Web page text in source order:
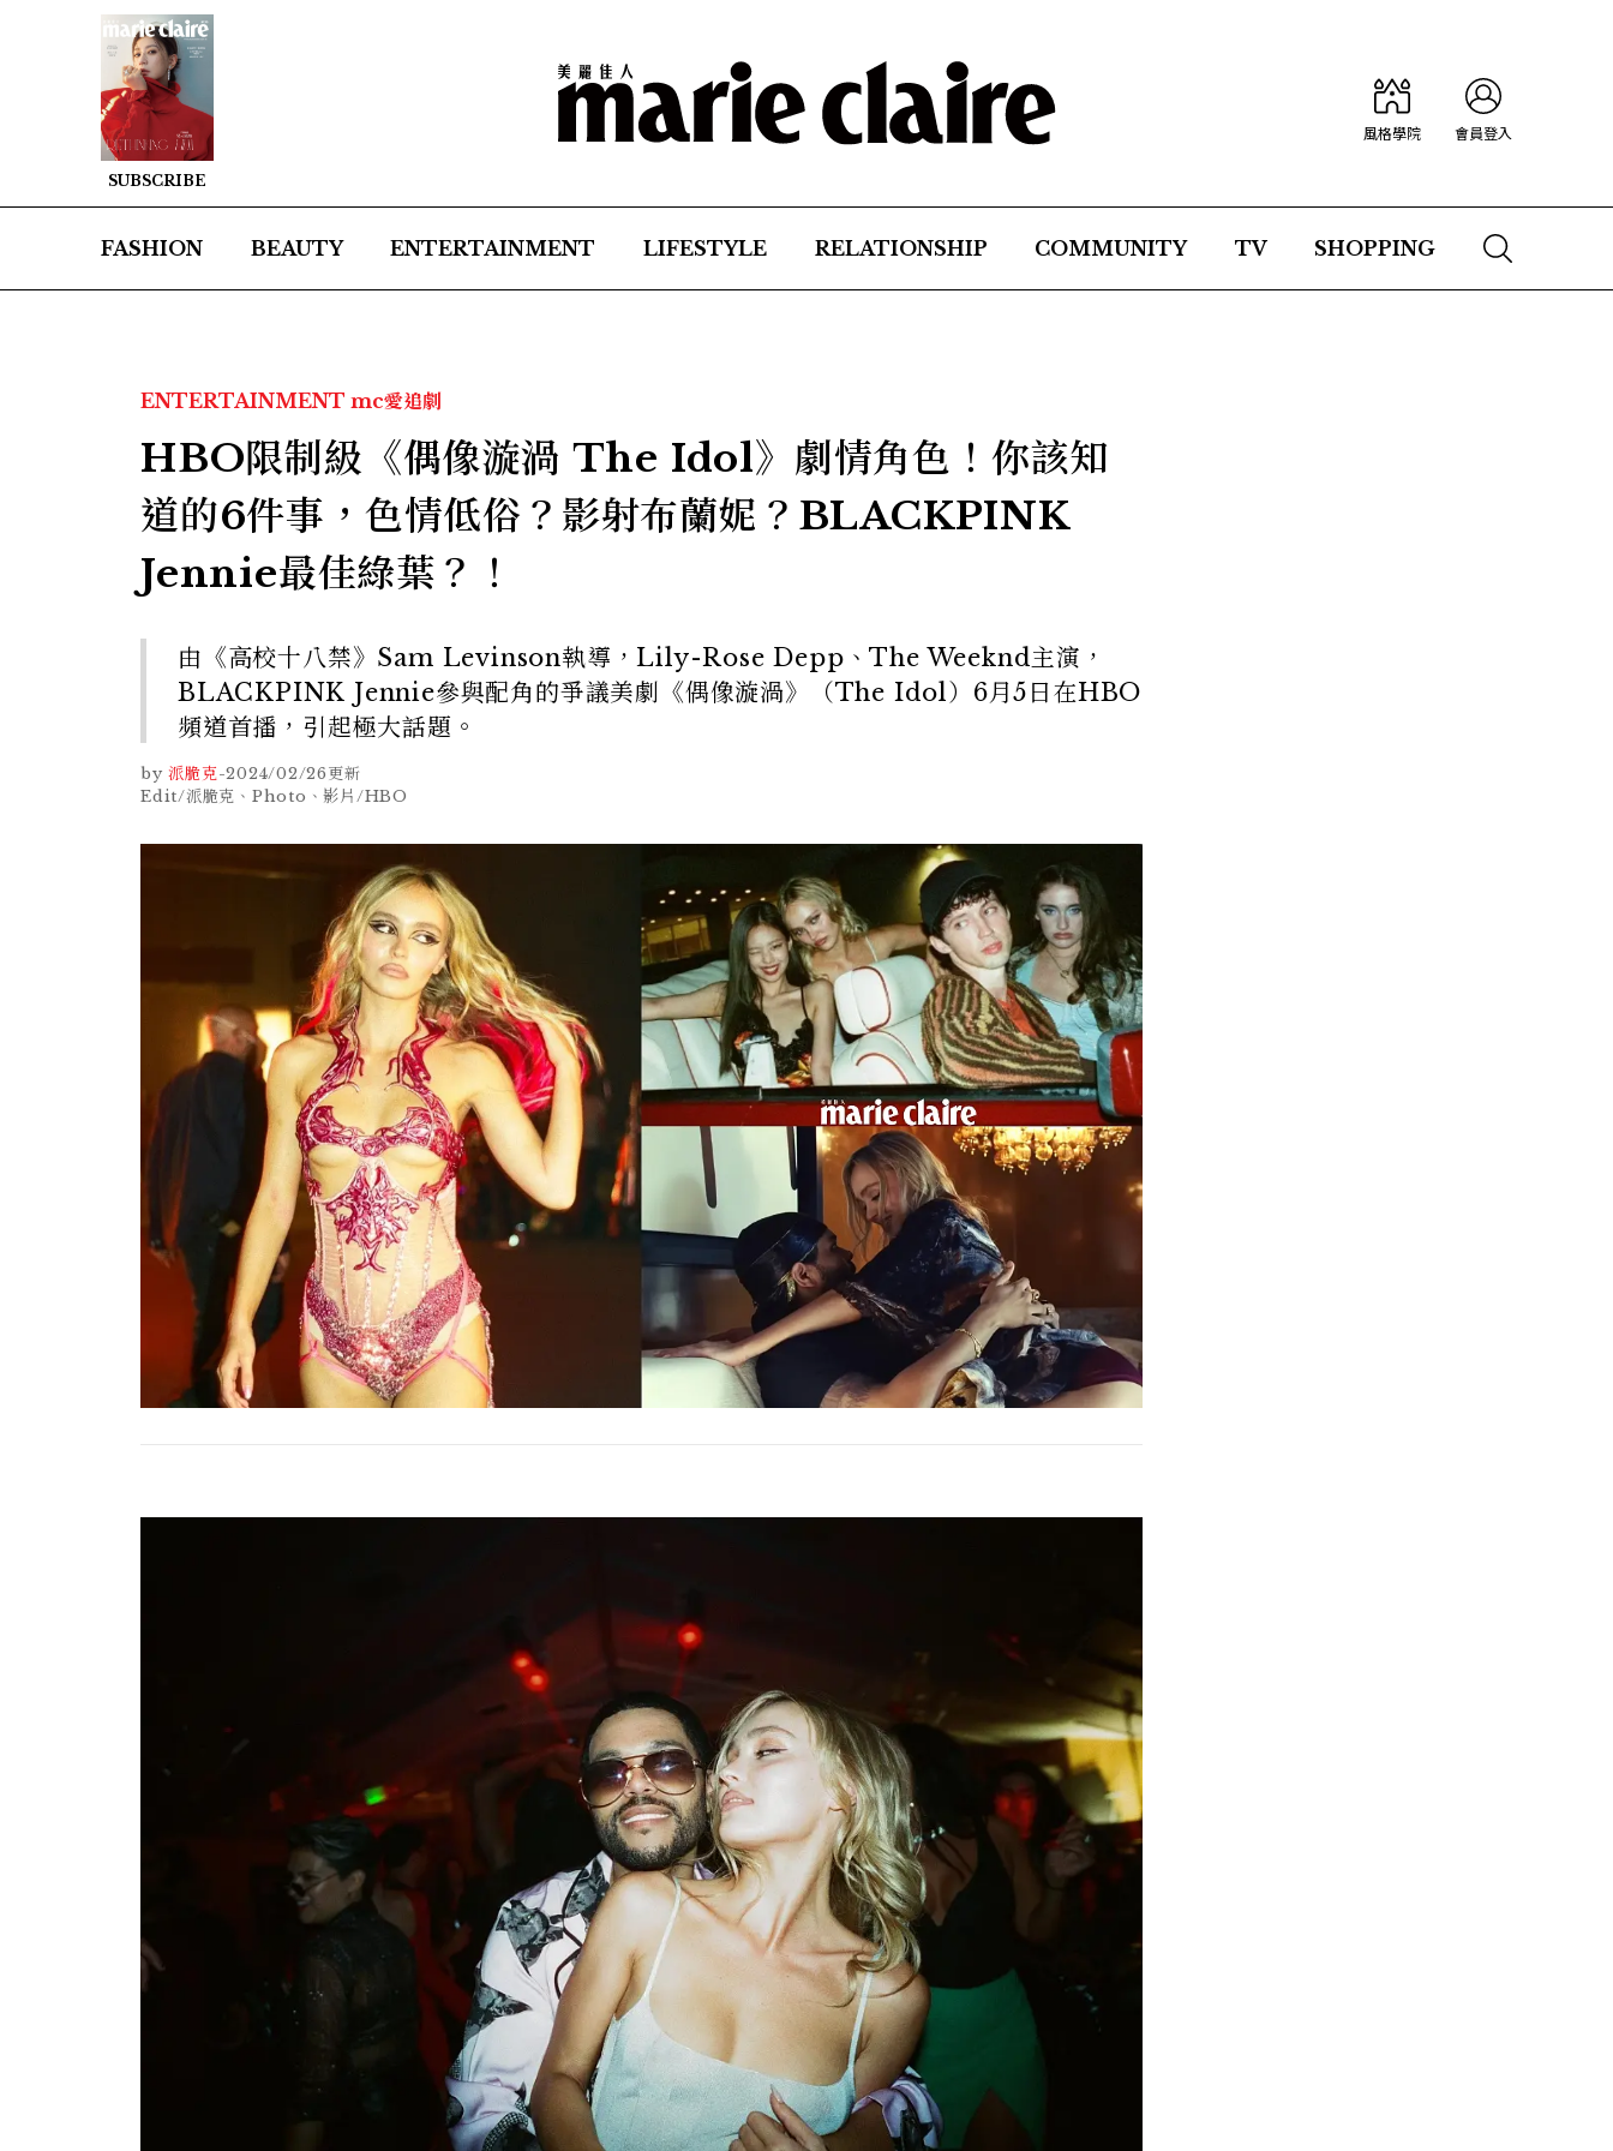
SUBSCRIBE
風格學院 會員登入
FASHION BEAUTY ENTERTAINMENT LIFESTYLE RELATIONSHIP COMMUNITY TV SHOPPING
ENTERTAINMENT mc愛追劇
HBO限制級《偶像漩渦 The Idol》劇情角色！你該知
道的6件事，色情低俗？影射布蘭妮？BLACKPINK
Jennie最佳綠葉？！
由《高校十八禁》Sam Levinson執導，Lily-Rose Depp、The Weeknd主演，
BLACKPINK Jennie參與配角的爭議美劇《偶像漩渦》（The Idol）6月5日在HBO
頻道首播，引起極大話題。
by 派脆克-2024/02/26更新
Edit/派脆克、Photo、影片/HBO